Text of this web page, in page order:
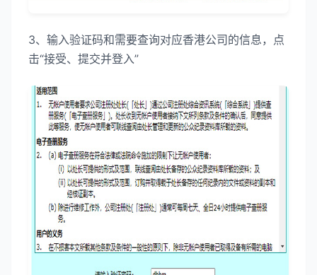
3、输入验证码和需要查询对应香港公司的信息，点
击“接受、提交并登入”